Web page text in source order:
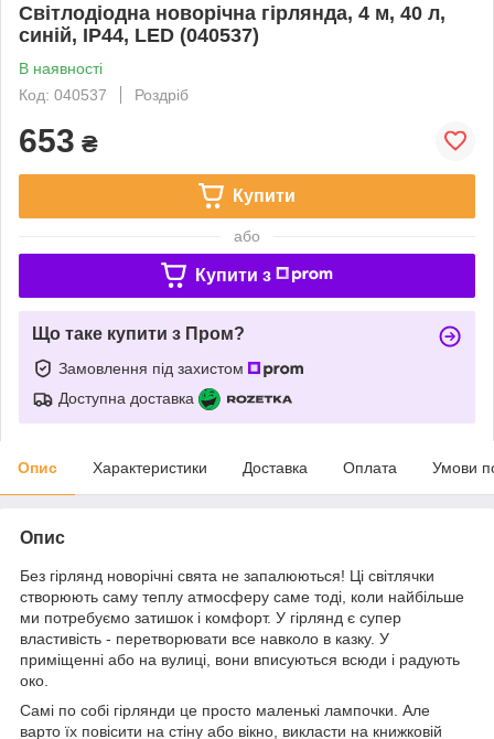
Світлодіодна новорічна гірлянда, 4 м, 40 л,
синій, IP44, LED (040537)
В наявності
Код: 040537
Роздріб
653 ₴
Купити
або
Купити з
Що таке купити з Пром?
Замовлення під захистом
Доступна доставка
Опис Характеристики Доставка Оплата Умови
Опис
Без гірлянд новорічні свята не запалюються! Ці світлячки
створюють саму теплу атмосферу саме тоді, коли найбільше
ми потребуємо затишок і комфорт. У гірлянд є супер
властивість - перетворювати все навколо в казку. У
приміщенні або на вулиці, вони вписуються всюди і радують
око.
Самі по собі гірлянди це просто маленькі лампочки. Але
варто їх повісити на стіну або вікно, викласти на книжковій